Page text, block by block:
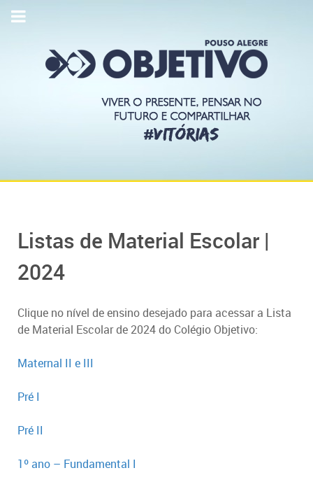
Listas de Material Escolar |
2024
Clique no nível de ensino desejado para acessar a Lista
de Material Escolar de 2024 do Colégio Objetivo:
Maternal II e III
Pré I
Pré II
1º ano – Fundamental I